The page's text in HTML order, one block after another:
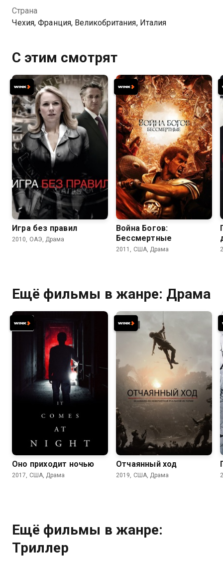
Страна
Чехия, Франция, Великобритания, Италия
С этим смотрят
6.6 6.8
Игра без правил
2010, ОАЭ, Драма
5.9 6.0
Война Богов:
Бессмертные
2011, США, Драма
Ещё фильмы в жанре: Драма
5.9 6.1
Оно приходит ночью
2017, США, Драма
6.5 6.8
Отчаянный ход
2019, США, Драма
Ещё фильмы в жанре:
Триллер